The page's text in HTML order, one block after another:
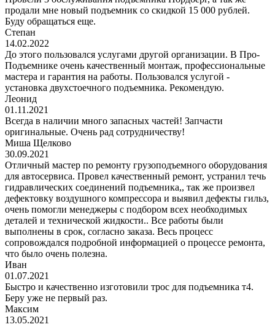
продали мне новый подъемник со скидкой 15 000 рублей.
Буду обращаться еще.
Степан
14.02.2022
До этого пользовался услугами другой организации. В Про-
Подъемнике очень качественный монтаж, профессиональные
мастера и гарантия на работы. Пользовался услугой -
установка двухстоечного подъемника. Рекомендую.
Леонид
01.11.2021
Всегда в наличии много запасных частей! Запчасти
оригинальные. Очень рад сотрудничеству!
Миша Щелково
30.09.2021
Отличный мастер по ремонту грузоподъемного оборудования
для автосервиса. Провел качественный ремонт, устранил течь
гидравлических соединений подъемника,, так же произвел
дефектовку воздушного компрессора и выявил дефекты гильз,
очень помогли менеджеры с подбором всех необходимых
деталей и технической жидкости.. Все работы были
выполнены в срок, согласно заказа. Весь процесс
сопровождался подробной информацией о процессе ремонта,
что было очень полезна.
Иван
01.07.2021
Быстро и качественно изготовили трос для подъемника т4.
Беру уже не первый раз.
Максим
13.05.2021